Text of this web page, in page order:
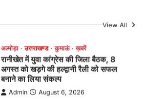
View All
अल्मोड़ा उत्तराखण्ड कुमाऊं ख़बरें
रानीखेत में युवा कांग्रेस की जिला बैठक, 8
अगस्त को खड़गे की हल्द्वानी रैली को सफल
बनाने का लिया संकल्प
Admin August 6, 2026